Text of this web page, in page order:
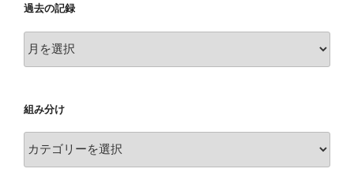
過去の記録
去
録
組み分け
み